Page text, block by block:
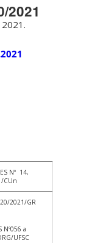
2021
Nº 14,
CUn
2021/GR
Nº056 a
UFSC